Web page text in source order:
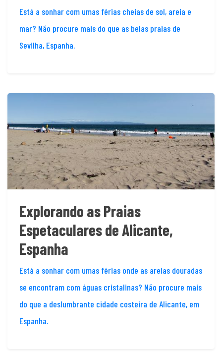
Está a sonhar com umas férias cheias de sol, areia e
mar? Não procure mais do que as belas praias de
Sevilha, Espanha.
Explorando as Praias
Espetaculares de Alicante,
Espanha
Está a sonhar com umas férias onde as areias douradas
se encontram com águas cristalinas? Não procure mais
do que a deslumbrante cidade costeira de Alicante, em
Espanha.